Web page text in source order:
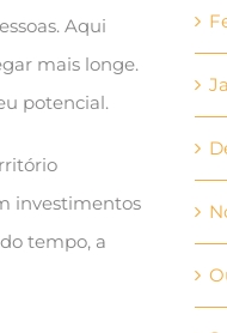
Aqui
mais longe.
potencial.
investimentos
tempo, a